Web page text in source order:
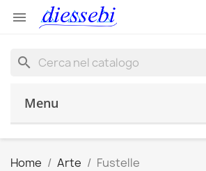

search
Menu
Home Arte Fustelle